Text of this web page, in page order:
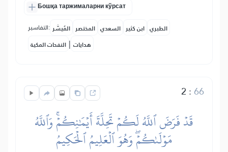
Бошқа таржималарни кўрсат
التفاسير: المُيسَّر المختصر السعدي ابن كثير الطبري
النفحات المكية | هدايات
2 :66
قَدۡ فَرَضَ ٱللَّهُ لَكُمۡ تَحِلَّةَ أَيۡمَٰنِكُمۡۚ وَٱللَّهُ
مَوۡلَىٰكُمۡۖ وَهُوَ ٱلۡعَلِيمُ ٱلۡحَكِيمُ